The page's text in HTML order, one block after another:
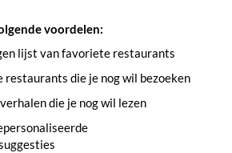
voordelen:
lijst van favoriete restaurants
restaurants die je nog wil bezoeken
die je nog wil lezen